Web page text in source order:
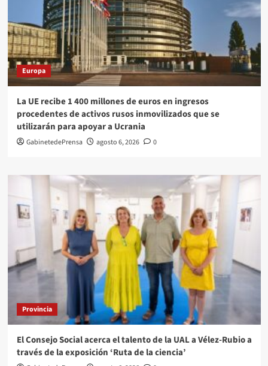
Europa
La UE recibe 1 400 millones de euros en ingresos
procedentes de activos rusos inmovilizados que se
utilizarán para apoyar a Ucrania
GabinetedePrensa agosto 6, 2026 0
Provincia
El Consejo Social acerca el talento de la UAL a Vélez-Rubio a
través de la exposición ‘Ruta de la ciencia’